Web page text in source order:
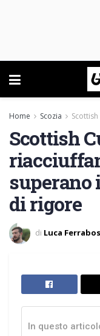
Home Scozia Scottish
Scottish
superano
di rigore
di Luca
In questo